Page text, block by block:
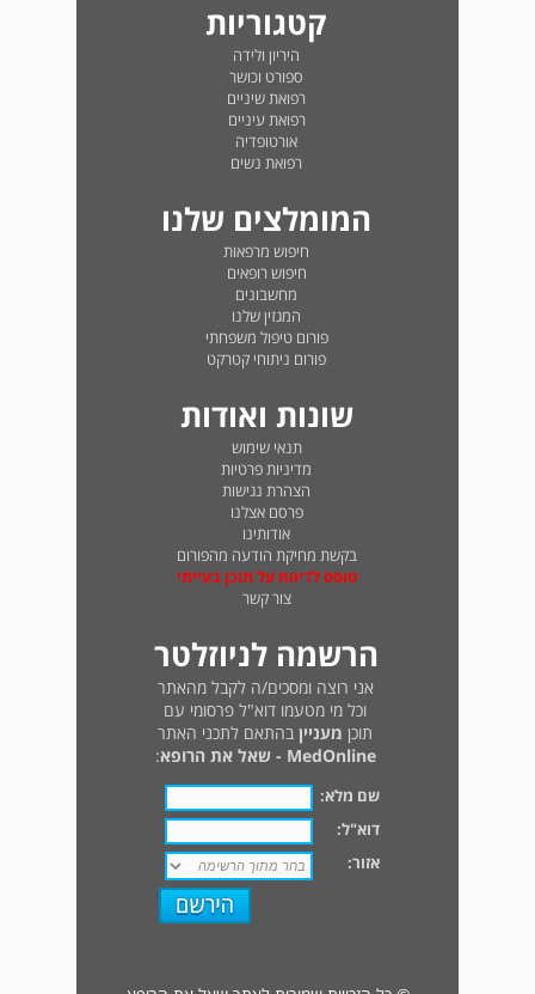
קטגוריות
היריון ולידה
ספורט וכושר
רפואת שיניים
רפואת עיניים
אורטופדיה
רפואת נשים
המומלצים שלנו
חיפוש מרפאות
חיפוש רופאים
מחשבונים
המגזין שלנו
פורום טיפול משפחתי
פורום ניתוחי קטרקט
שונות ואודות
תנאי שימוש
מדיניות פרטיות
הצהרת נגישות
פרסם אצלנו
אודותינו
בקשת מחיקת הודעה מהפורום
טופס לדיווח על תוכן בעייתי
צור קשר
הרשמה לניוזלטר
אני רוצה ומסכים/ה לקבל מהאתר
וכל מי מטעמו דוא"ל פרסומי עם
תוכן מעניין בהתאם לתכני האתר
MedOnline - שאל את הרופא
:
שם מלא:
דוא"ל:
אזור: